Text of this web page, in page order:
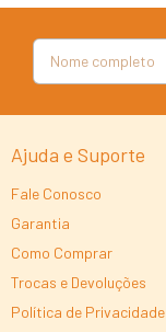
Ajuda e Suporte
Fale Conosco
Garantia
Como Comprar
Trocas e Devoluções
Política de Privacidade